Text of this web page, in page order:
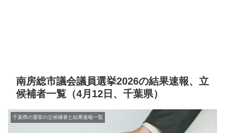
南房総市議会議員選挙2026の結果速報、立
候補者一覧（4月12日、千葉県）
千葉県の選挙の立候補者と結果速報一覧